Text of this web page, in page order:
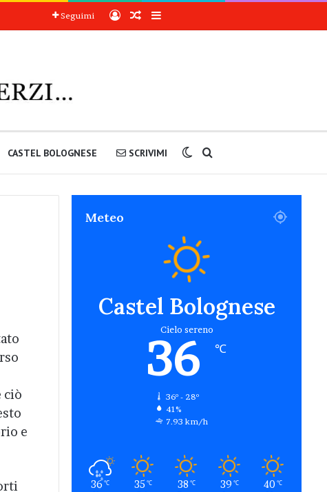
Seguimi AccediArticoli a sorpresa
Barra laterale
CASTEL BOLOGNESE SCRIVIMI Cambia aspetto
ciò
e
Meteo
Castel Bolognese
Cielo sereno
36 ℃
36º - 28º
41%
7.93 km/h
36 ℃ 35 ℃ 38 ℃ 39 ℃ 40 ℃